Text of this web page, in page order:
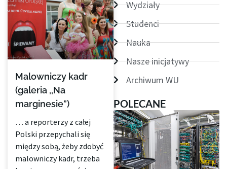
Malowniczy kadr
(galeria ,,Na
marginesie”)
… a reporterzy z całej
Polski przepychali się
między sobą, żeby zdobyć
malowniczy kadr, trzeba
Wydziały
Studenci
Nauka
Nasze inicjatywy
Archiwum WU
POLECANE